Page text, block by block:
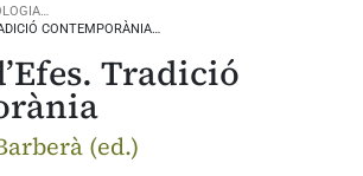
CONTEMPORÀNIA…
Tradició
(ed.)